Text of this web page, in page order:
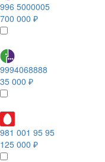
996 5000005
700 000 ₽
9994068888
35 000 ₽
981 001 95 95
125 000 ₽